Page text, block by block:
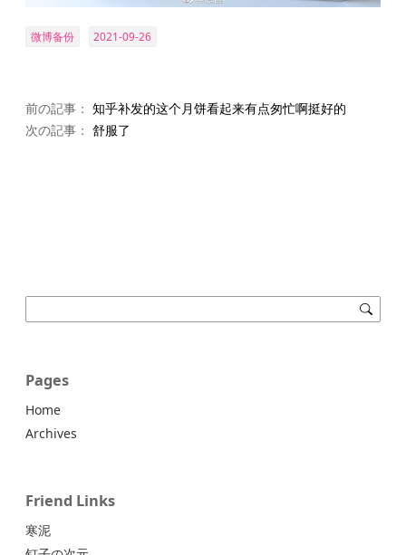
微博备份 2021-09-26
前の記事： 知乎补发的这个月饼看起来有点匆忙啊挺好的
次の記事： 舒服了
Pages
Home
Archives
Friend Links
寒泥